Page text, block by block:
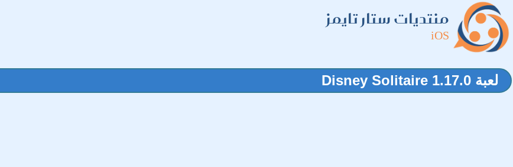
منتديات ستار تايمز
iOS
لعبة 1.17.0 Disney Solitaire